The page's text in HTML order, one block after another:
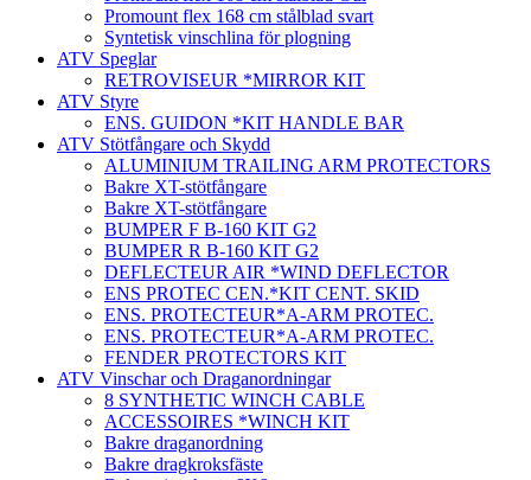
Promount flex 168 cm stålblad svart
Syntetisk vinschlina för plogning
ATV Speglar
RETROVISEUR *MIRROR KIT
ATV Styre
ENS. GUIDON *KIT HANDLE BAR
ATV Stötfångare och Skydd
ALUMINIUM TRAILING ARM PROTECTORS
Bakre XT-stötfångare
Bakre XT-stötfångare
BUMPER F B-160 KIT G2
BUMPER R B-160 KIT G2
DEFLECTEUR AIR *WIND DEFLECTOR
ENS PROTEC CEN.*KIT CENT. SKID
ENS. PROTECTEUR*A-ARM PROTEC.
ENS. PROTECTEUR*A-ARM PROTEC.
FENDER PROTECTORS KIT
ATV Vinschar och Draganordningar
8 SYNTHETIC WINCH CABLE
ACCESSOIRES *WINCH KIT
Bakre draganordning
Bakre dragkroksfäste